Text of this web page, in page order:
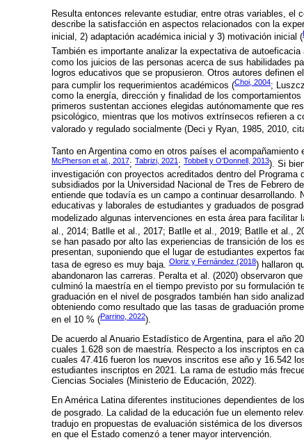
Resulta entonces relevante estudiar, entre otras variables,
describe la satisfacción en aspectos relacionados con la
inicial, 2) adaptación académica inicial y 3) motivación inicial (
También es importante analizar la expectativa de
como los juicios de las personas acerca de sus habilidades
logros educativos que se propusieron. Otros autores definen
para cumplir los requerimientos académicos (Choi, 2004;
como la energía, dirección y finalidad de los
primeros sustentan acciones elegidas autónomamente que
psicológico, mientras que los motivos extrínsecos refieren a
valorado y regulado socialmente (Deci y Ryan, 1985, 2010,
Tanto en Argentina como en otros países el
McPherson et al., 2017; Tabrizi, 2021 ; Tobbell y O’Donnell, 2013). Si
investigación con proyectos acreditados dentro del
subsidiados por la Universidad Nacional de Tres de Febrero
entiende que todavía es un campo a continuar
educativas y laborales de estudiantes y graduados de
modelizado algunas intervenciones en esta área para
al., 2014; Batlle et al., 2017; Batlle et al., 2019; Batlle et al.,
se han pasado por alto las experiencias de transición de los
presentan, suponiendo que el lugar de estudiantes expertos
tasa de egreso es muy baja. Oloriz y Fernández (2018) hallaron
abandonaron las carreras. Peralta et al. (2020) observaron
culminó la maestría en el tiempo previsto por su formulación
graduación en el nivel de posgrados también han sido
obteniendo como resultado que las tasas de graduación
en el 10 % (Parrino, 2022).
De acuerdo al Anuario Estadístico de Argentina, para el año
cuales 1.628 son de maestría. Respecto a los inscriptos en
cuales 47.416 fueron los nuevos inscritos ese año y 16.542
estudiantes inscriptos en 2021. La rama de estudio más
Ciencias Sociales (Ministerio de Educación, 2022).
En América Latina diferentes instituciones dependientes de
de posgrado. La calidad de la educación fue un elemento
tradujo en propuestas de evaluación sistémica de los
en que el Estado comenzó a tener mayor intervención.